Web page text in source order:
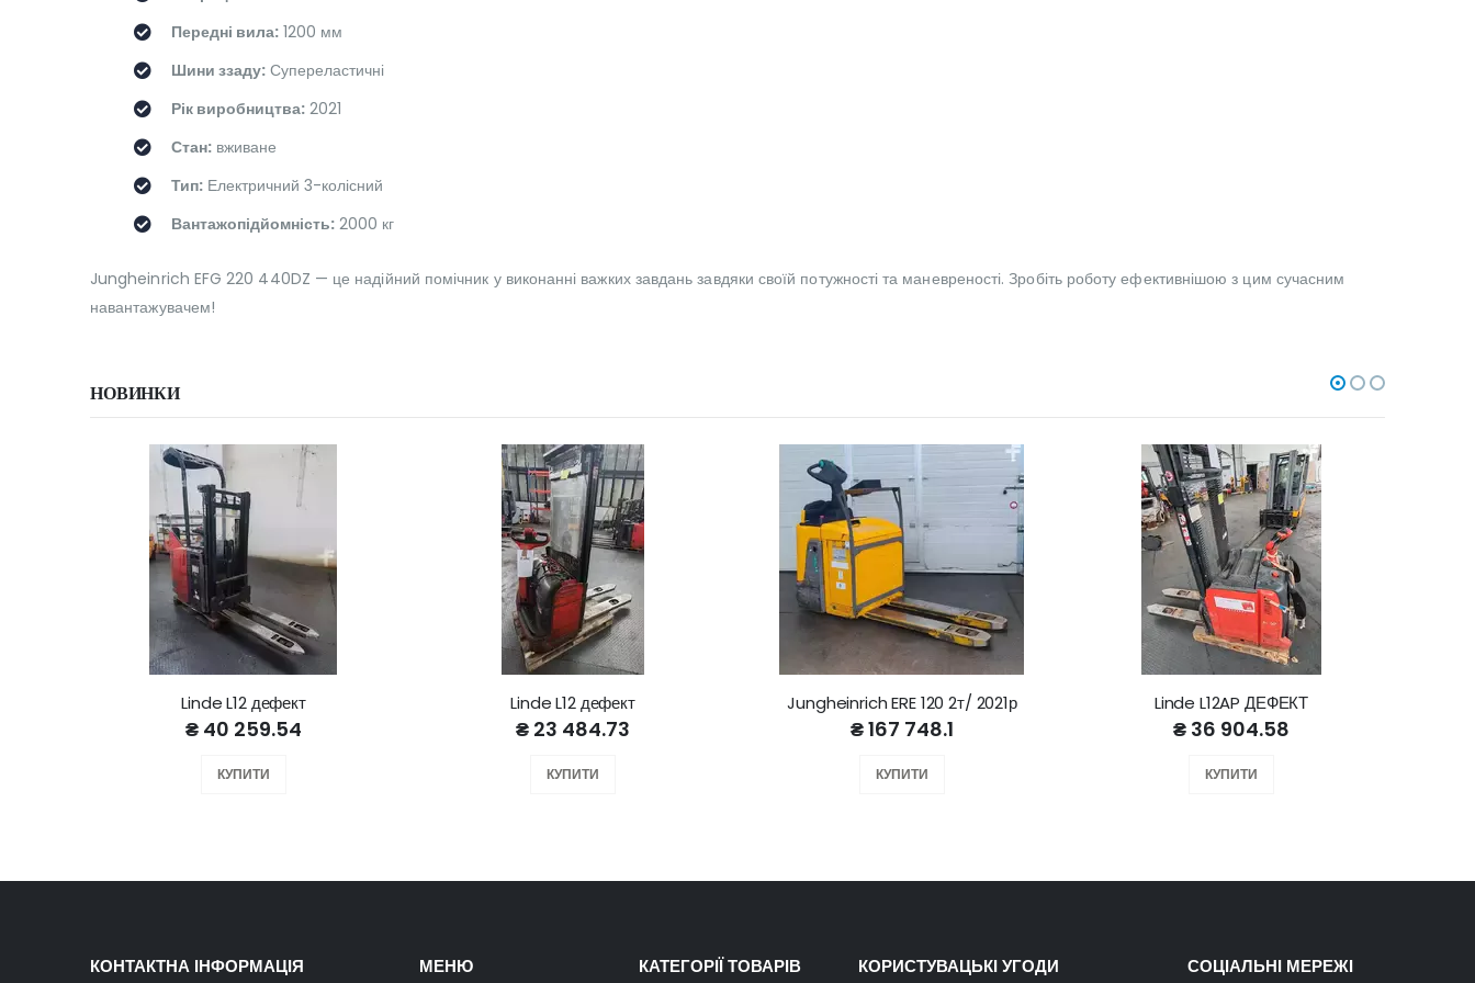
Передні вила: 1200 мм
Шини ззаду: Супереластичні
Рік виробництва: 2021
Стан: вживане
Тип: Електричний 3-колісний
Вантажопідйомність: 2000 кг
Jungheinrich EFG 220 440DZ — це надійний помічник у виконанні важких завдань завдяки своїй потужності та маневреності. Зробіть роботу ефективнішою з цим сучасним
навантажувачем!
НОВИНКИ
Linde L12 дефект
₴ 40 259.54
КУПИТИ
Linde L12 дефект
₴ 23 484.73
КУПИТИ
Jungheinrich ERE 120 2т/ 2021р
₴ 167 748.1
КУПИТИ
Linde L12AP ДЕФЕКТ
₴ 36 904.58
КУПИТИ
КОНТАКТНА ІНФОРМАЦІЯ МЕНЮ КАТЕГОРІЇ ТОВАРІВ КОРИСТУВАЦЬКІ УГОДИ СОЦІАЛЬНІ МЕРЕЖІ